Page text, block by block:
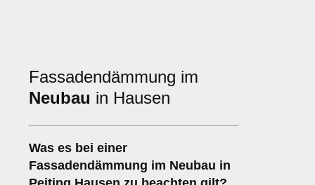
Fassadendämmung im
Neubau in Hausen
Was es bei einer
Fassadendämmung im Neubau in